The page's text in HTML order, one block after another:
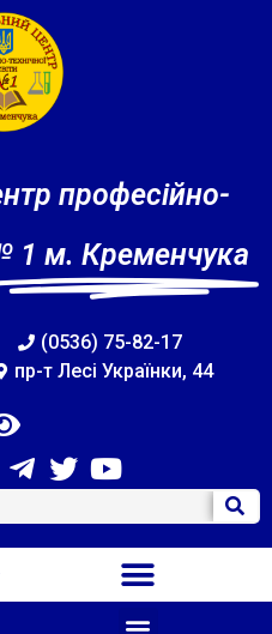
професійно-
1 м. Кременчука
(0536) 75-82-17
пр-т Лесі Українки, 44